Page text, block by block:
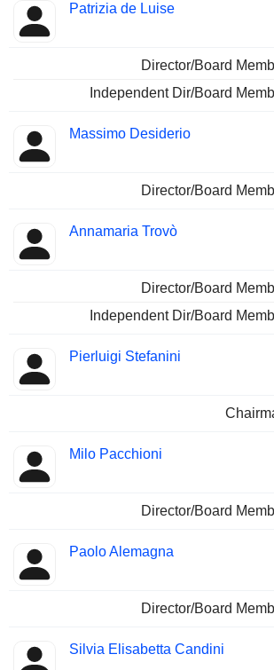
Patrizia de Luise
Director/Board
Independent Dir/Board
Massimo Desiderio
Director/Board
Annamaria Trovò
Director/Board
Independent Dir/Board
Pierluigi Stefanini
Milo Pacchioni
Director/Board
Paolo Alemagna
Director/Board
Silvia Elisabetta Candini